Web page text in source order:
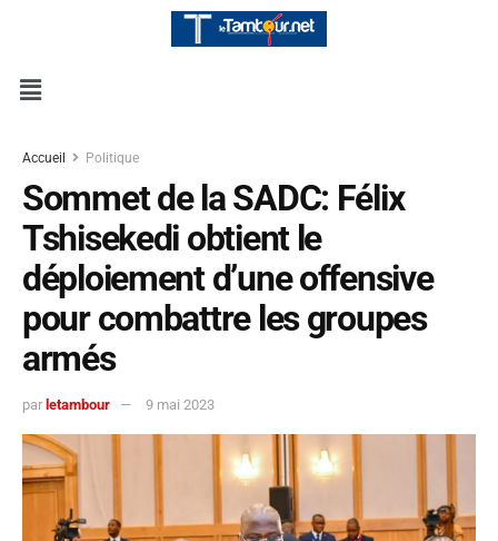
Accueil Politique
Sommet de la SADC: Félix
Tshisekedi obtient le
déploiement d’une offensive
pour combattre les groupes
armés
par letambour 9 mai 2023